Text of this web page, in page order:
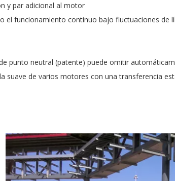
y par adicional al motor
el funcionamiento continuo bajo fluctuaciones de
punto neutral (patente) puede omitir
suave de varios motores con una transferencia